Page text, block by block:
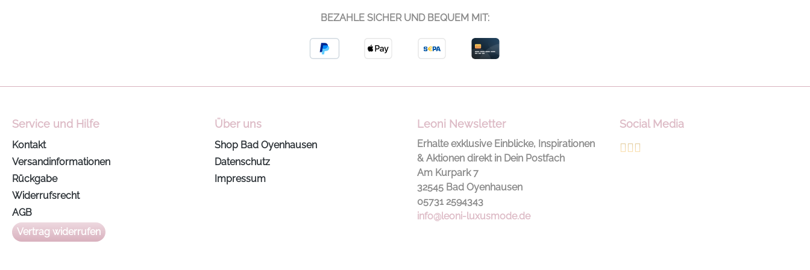
Energieeffizienzklasse: A+
BEZAHLE SICHER UND BEQUEM MIT:
Service und Hilfe
Kontakt
Versandinformationen
Rückgabe
Widerrufsrecht
AGB
Vertrag widerrufen
Über uns
Shop Bad Oyenhausen
Datenschutz
Impressum
Leoni Newsletter
Erhalte exklusive Einblicke, Inspirationen
& Aktionen direkt in Dein Postfach
Am Kurpark 7
32545 Bad Oyenhausen
05731 2594343
info@leoni-luxusmode.de
Social Media